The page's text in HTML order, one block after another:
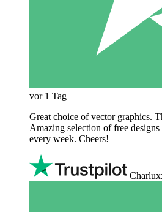
vor 1 Tag
Great choice of vector graphics.
Amazing selection of free
every week. Cheers!